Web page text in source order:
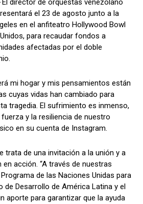
El director de orquestas venezolano
el 23 de agosto junto a la
en el anfiteatro Hollywood Bowl
para recaudar fondos a
afectadas por el doble
mi hogar y mis pensamientos están
cuyas vidas han cambiado para
tragedia. El sufrimiento es inmenso,
y la resiliencia de nuestro
en su cuenta de Instagram.
trata de una invitación a la unión y a
acción. “A través de nuestras
de las Naciones Unidas para
de Desarrollo de América Latina y el
aporte para garantizar que la ayuda